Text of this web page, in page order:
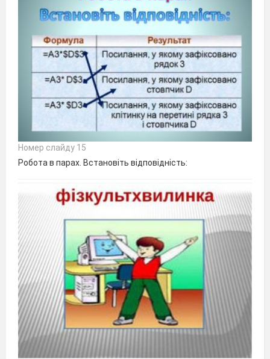
Номер слайду 15
Робота в парах. Встановіть відповідність: